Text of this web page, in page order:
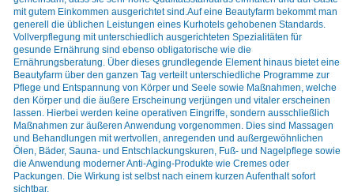
mit gutem Einkommen ausgerichtet sind.Auf eine Beautyfarm bekommt man
generell die üblichen Leistungen eines Kurhotels gehobenen Standards.
Vollverpflegung mit unterschiedlich ausgerichteten Spezialitäten für
gesunde Ernährung sind ebenso obligatorische wie die
Ernährungsberatung. Über dieses grundlegende Element hinaus bietet eine
Beautyfarm über den ganzen Tag verteilt unterschiedliche Programme zur
Pflege und Entspannung von Körper und Seele sowie Maßnahmen, welche
den Körper und die äußere Erscheinung verjüngen und vitaler erscheinen
lassen. Hierbei werden keine operativen Eingriffe, sondern ausschließlich
Maßnahmen zur äußeren Anwendung vorgenommen. Dies sind Massagen
und Behandlungen mit wertvollen, anregenden und außergewöhnlichen
Ölen, Bäder, Sauna- und Entschlackungskuren, Fuß- und Nagelpflege sowie
die Anwendung moderner Anti-Aging-Produkte wie Cremes oder
Packungen. Die Wirkung ist selbst nach einem kurzen Aufenthalt sofort
sichtbar.